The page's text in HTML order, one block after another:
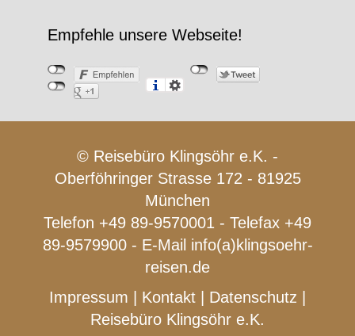
Empfehle unsere Webseite!
© Reisebüro Klingsöhr e.K. -
Oberföhringer Strasse 172 - 81925
München
Telefon +49 89-9570001 - Telefax +49
89-9579900 - E-Mail info(a)klingsoehr-
reisen.de
Impressum
Kontakt Datenschutz
Reisebüro Klingsöhr e.K.